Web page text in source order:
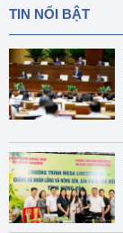
TIN NỔI BẬT